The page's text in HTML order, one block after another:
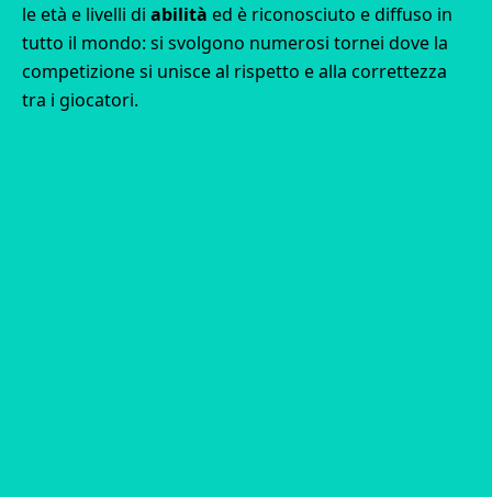
le età e livelli di abilità ed è riconosciuto e diffuso in
tutto il mondo: si svolgono numerosi tornei dove la
competizione si unisce al rispetto e alla correttezza
tra i giocatori.